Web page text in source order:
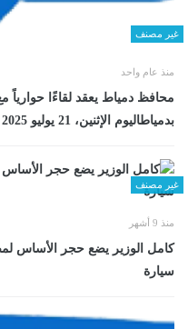
غير مصنف
منذ عام واحد
محافظ دمياط يعقد لقاءًا حوارياً
بدمياطاليوم الإثنين، 21 يوليو 2025 05:12 مـ
غير مصنف
منذ 9 أشهر
سيارة